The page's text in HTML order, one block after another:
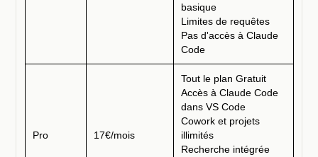
basique
Limites de requêtes
Pas d'accès à Claude
Code
Pro 17€/mois
Tout le plan Gratuit
Accès à Claude Code
dans VS Code
Cowork et projets
illimités
Recherche intégrée